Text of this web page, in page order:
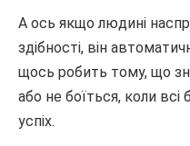
А ось якщо людині
здібності, він
щось робить тому, що
або не боїться, коли
успіх.